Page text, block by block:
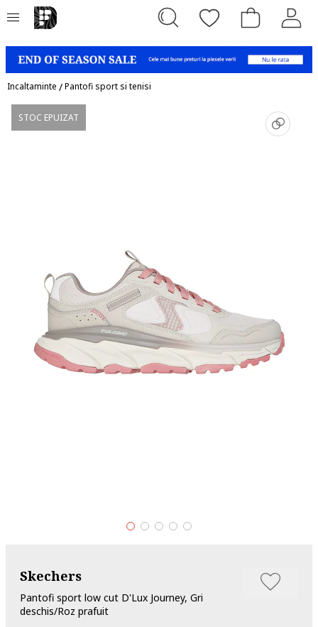
Incaltaminte /Pantofi sport si tenisi
STOC EPUIZAT
Skechers
Pantofi sport low cut D'Lux Journey, Gri
deschis/Roz prafuit